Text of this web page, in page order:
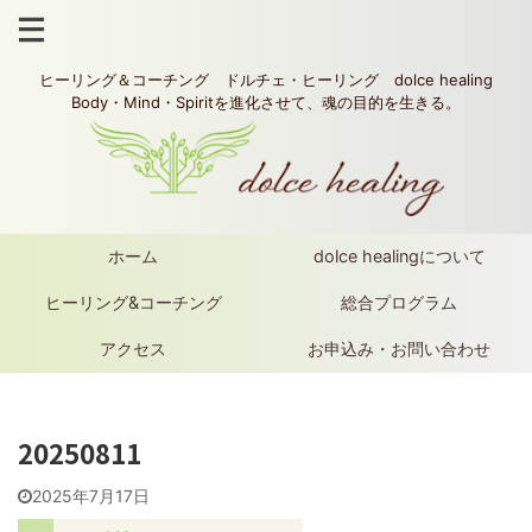
ヒーリング＆コーチング ドルチェ・ヒーリング dolce healing
Body・Mind・Spiritを進化させて、魂の目的を生きる。
ホーム dolce healingについて
ヒーリング&コーチング 総合プログラム
アクセス お申込み・お問い合わせ
20250811
2025年7月17日